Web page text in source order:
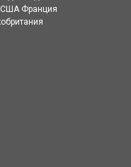
США Франция